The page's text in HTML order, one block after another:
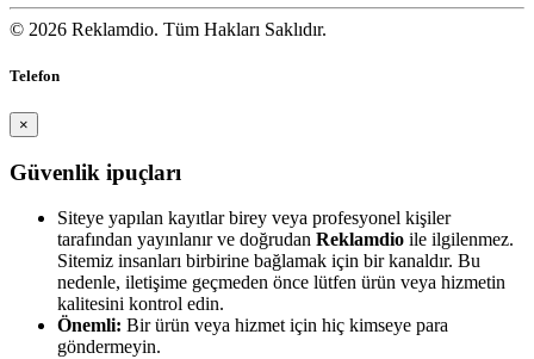
© 2026 Reklamdio. Tüm Hakları Saklıdır.
Telefon
×
Güvenlik ipuçları
Siteye yapılan kayıtlar birey veya profesyonel kişiler
tarafından yayınlanır ve doğrudan Reklamdio ile ilgilenmez.
Sitemiz insanları birbirine bağlamak için bir kanaldır. Bu
nedenle, iletişime geçmeden önce lütfen ürün veya hizmetin
kalitesini kontrol edin.
Önemli: Bir ürün veya hizmet için hiç kimseye para
göndermeyin.